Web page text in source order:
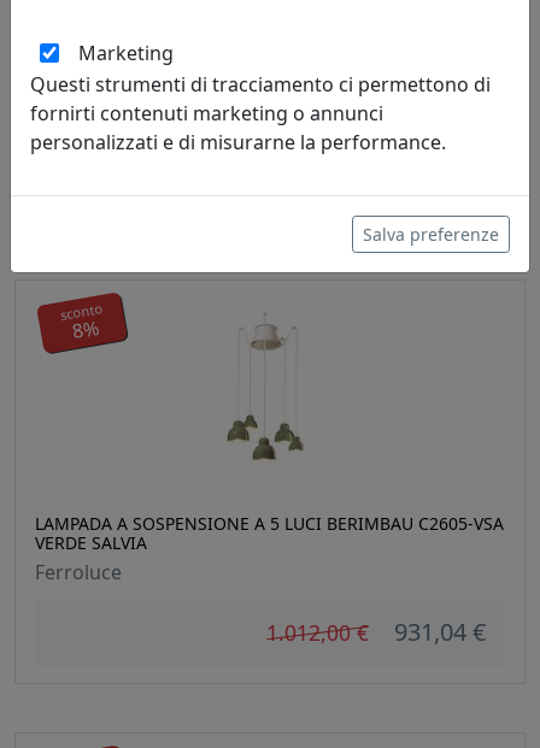
APPLIQUE A 4 LUCI CARPET 1137/A90-BI BIANCO
Toplight
LAMPADA A SOSPENSIONE A 5 LUCI BERIMBAU C2605-VSA
VERDE SALVIA
Ferroluce
1.012,00 € 931,04 €
sconto
8%
Marketing
Questi strumenti di tracciamento ci permettono di
fornirti contenuti marketing o annunci
personalizzati e di misurarne la performance.
Salva preferenze